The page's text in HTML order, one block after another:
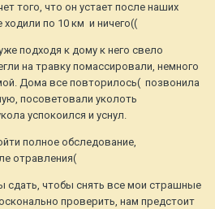
того, что он устает после наших
по 10 км и ничего((
подходя к дому к него свело
на травку помассировали, немного
Дома все повторилось( позвонила
посоветовали уколоть
успокоился и уснул.
полное обследование,
отравления(
сдать, чтобы снять все мои страшные
проверить, нам предстоит